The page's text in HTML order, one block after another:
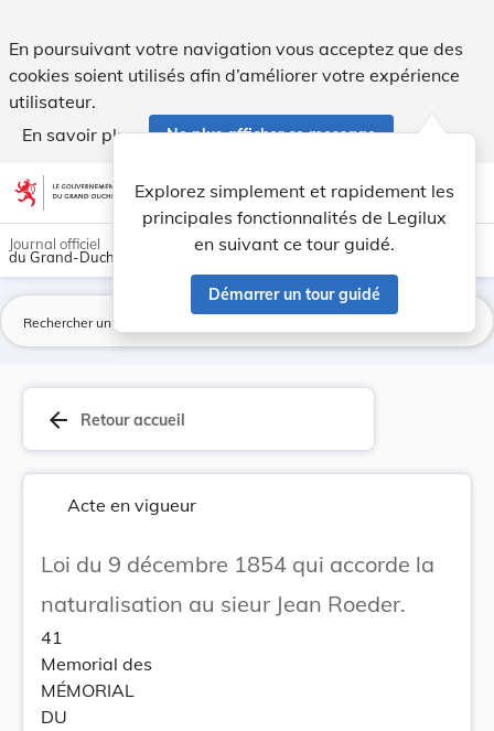
En poursuivant votre navigation vous acceptez que des
cookies soient utilisés afin d’améliorer votre expérience
utilisateur.
En savoir plus
Ne plus afficher ce message
Aller au contenu account_circle help Aide
Explorez simplement et rapidement les
principales fonctionnalités de Legilux
en suivant ce tour guidé.
Démarrer un tour guidé
light_mode dark_mode
Journal officiel
du Grand-Duché de Luxembourg
arrow_back Retour accueil
Acte en vigueur
Loi du 9 décembre 1854 qui accorde la
naturalisation au sieur Jean Roeder.
41
Memorial des
MÉMORIAL
DU